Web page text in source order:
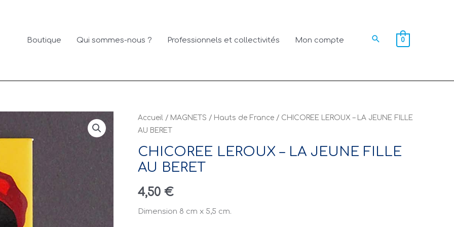
Boutique Qui sommes-nous ? Professionnels et collectivités Mon compte Rechercher
0
Accueil / MAGNETS / Hauts de France / CHICOREE LEROUX – LA JEUNE FILLE
AU BERET
CHICOREE LEROUX – LA JEUNE FILLE
AU BERET
4,50 €
Dimension 8 cm x 5,5 cm.